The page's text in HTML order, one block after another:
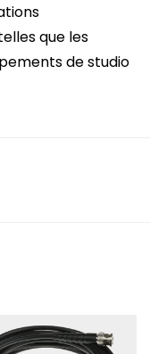
que les
de studio